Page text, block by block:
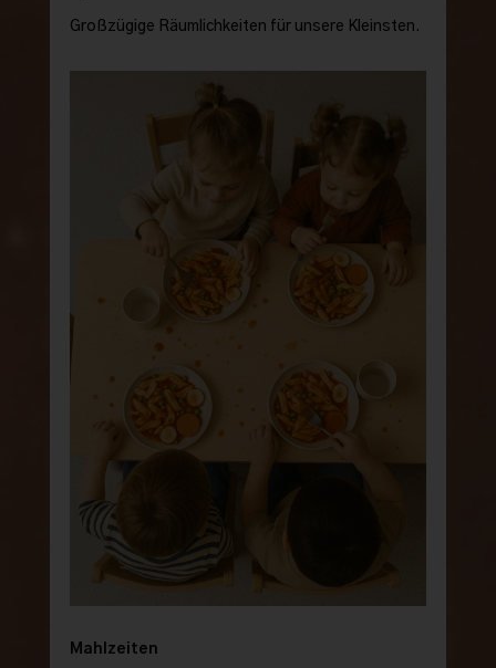
Großzügige Räumlichkeiten für unsere Kleinsten.
Mahlzeiten